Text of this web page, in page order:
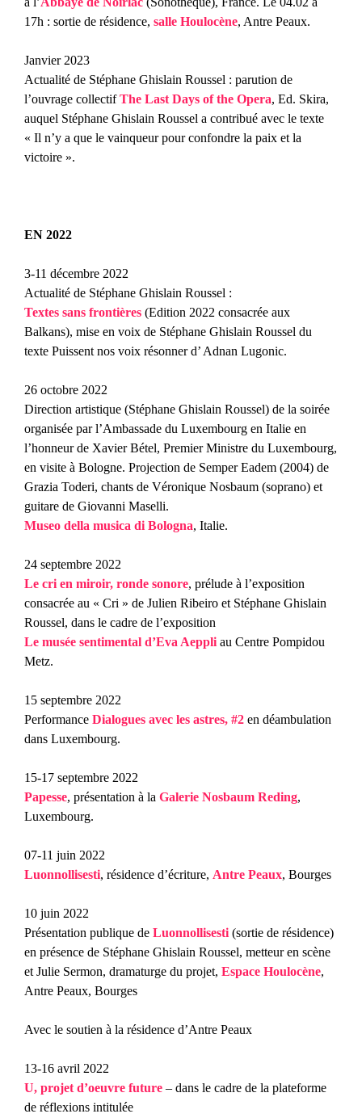
17h : sortie de résidence, salle Houlocène, Antre Peaux.
Janvier 2023
Actualité de Stéphane Ghislain Roussel : parution de
l’ouvrage collectifThe Last Days of the Opera, Ed. Skira,
auquel Stéphane Ghislain Roussel a contribué avec le texte
« Il n’y a que le vainqueur pour confondre la paix et la
victoire ».
EN 2022
3-11 décembre 2022
Actualité de Stéphane Ghislain Roussel :
Textes sans frontières (Edition 2022 consacrée aux
Balkans), mise en voix de Stéphane Ghislain Roussel du
texte Puissent nos voix résonnerd’ Adnan Lugonic.
26 octobre 2022
Direction artistique (Stéphane Ghislain Roussel) de la soirée
organisée par l’Ambassade du Luxembourg en Italie en
l’honneur de Xavier Bétel, Premier Ministre du Luxembourg,
en visite à Bologne. Projection de Semper Eadem (2004) de
Grazia Toderi, chants de Véronique Nosbaum (soprano) et
guitare de Giovanni Maselli.
Museo della musica di Bologna, Italie.
24 septembre 2022
Le cri en miroir, ronde sonore, prélude à l’exposition
consacrée au « Cri » de Julien Ribeiro et Stéphane Ghislain
Roussel, dans le cadre de l’exposition
Le musée sentimental d’Eva Aeppli au Centre Pompidou
Metz.
15 septembre 2022
Performance Dialogues avec les astres, #2 en déambulation
dans Luxembourg.
15-17 septembre 2022
Papesse, présentation à la Galerie Nosbaum Reding,
Luxembourg.
07-11 juin 2022
Luonnollisesti, résidence d’écriture, Antre Peaux, Bourges
10 juin 2022
Présentation publique de Luonnollisesti (sortie de résidence)
en présence de Stéphane Ghislain Roussel, metteur en scène
et Julie Sermon, dramaturge du projet, Espace Houlocène,
Antre Peaux, Bourges
Avec le soutien à la résidence d’Antre Peaux
13-16 avril 2022
U, projet d’oeuvre future – dans le cadre de la plateforme
de réflexions intitulée